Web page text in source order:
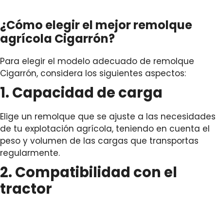
¿Cómo elegir el mejor remolque
agrícola Cigarrón?
Para elegir el modelo adecuado de remolque
Cigarrón, considera los siguientes aspectos:
1. Capacidad de carga
Elige un remolque que se ajuste a las necesidades
de tu explotación agrícola, teniendo en cuenta el
peso y volumen de las cargas que transportas
regularmente.
2. Compatibilidad con el
tractor